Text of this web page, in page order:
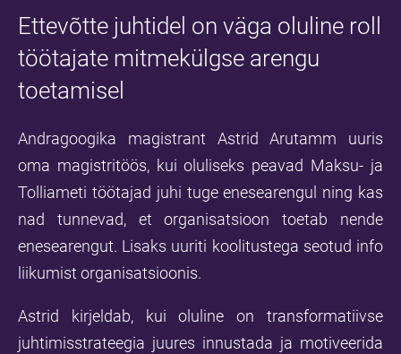
Ettevõtte juhtidel on väga oluline roll
töötajate mitmekülgse arengu
toetamisel
Andragoogika magistrant Astrid Arutamm uuris
oma magistritöös, kui oluliseks peavad Maksu- ja
Tolliameti töötajad juhi tuge enesearengul ning kas
nad tunnevad, et organisatsioon toetab nende
enesearengut. Lisaks uuriti koolitustega seotud info
liikumist organisatsioonis.
Astrid kirjeldab, kui oluline on transformatiivse
juhtimisstrateegia juures innustada ja motiveerida